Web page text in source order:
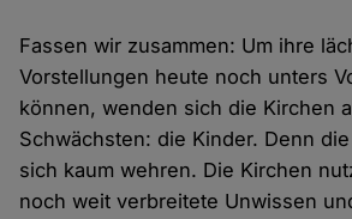
Fassen wir zusammen: Um ihre
Vorstellungen heute noch unters
können, wenden sich die Kirchen
Schwächsten: die Kinder. Denn
sich kaum wehren. Die Kirchen
noch weit verbreitete Unwissen